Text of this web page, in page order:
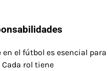
el fútbol es esencial para
rol tiene